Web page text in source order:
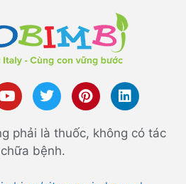
phải là thuốc, không có tác
bệnh.